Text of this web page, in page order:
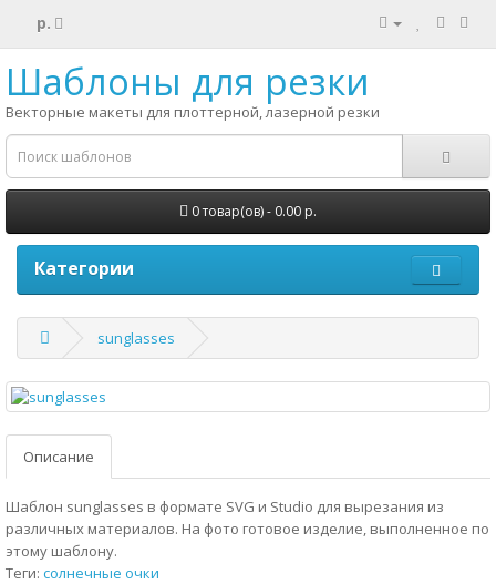
р.
Шаблоны для резки
Векторные макеты для плоттерной, лазерной резки
0 товар(ов) - 0.00 р.
Категории
sunglasses
Описание
Шаблон sunglasses в формате SVG и Studio для вырезания из
различных материалов. На фото готовое изделие, выполненное по
этому шаблону.
Теги: солнечные очки